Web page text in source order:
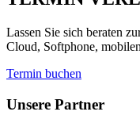
Lassen Sie sich beraten
Cloud, Softphone,
Termin buchen
Unsere Partner